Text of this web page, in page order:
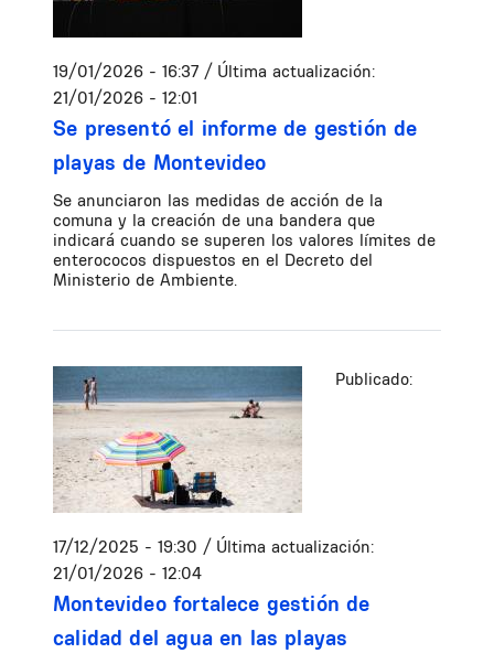
19/01/2026 - 16:37 / Última actualización:
21/01/2026 - 12:01
Se presentó el informe de gestión de
playas de Montevideo
Se anunciaron las medidas de acción de la
comuna y la creación de una bandera que
indicará cuando se superen los valores límites de
enterococos dispuestos en el Decreto del
Ministerio de Ambiente.
Publicado:
17/12/2025 - 19:30 / Última actualización:
21/01/2026 - 12:04
Montevideo fortalece gestión de
calidad del agua en las playas